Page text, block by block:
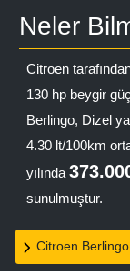
Neler
Citroen
130 hp beygir
Berlingo, Dizel
4.30 lt/100km
yılında
sunulmuştur.
Citroen